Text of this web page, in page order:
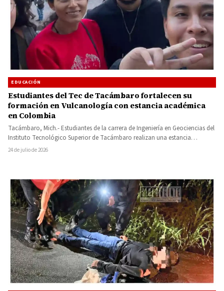
EDUCACIÓN
Estudiantes del Tec de Tacámbaro fortalecen su
formación en Vulcanología con estancia académica
en Colombia
Tacámbaro, Mich.- Estudiantes de la carrera de Ingeniería en Geociencias del
Instituto Tecnológico Superior de Tacámbaro realizan una estancia
académica…
24 de julio de 2026